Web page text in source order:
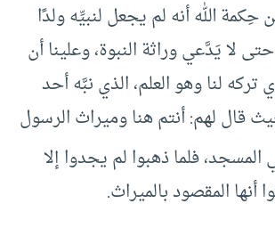
الله أنه لم يجعل لنبيِّه ولدًا
لا يَدَّعي وراثة النبوة، وعلينا أن
تركه لنا وهو العلم، الذي نبَّه أحد
قال لهم: أنتم هنا وميراث الرسول
فلما ذهبوا لم يجدوا إلا
أنها المقصود بالميراث.